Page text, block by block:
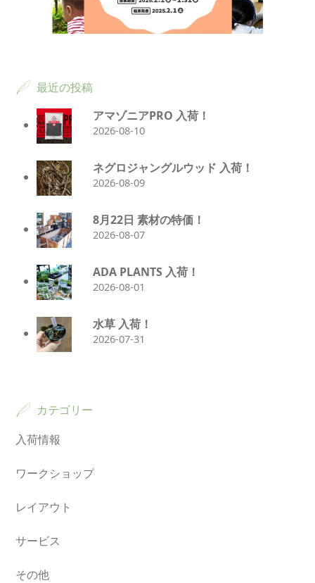
最近の投稿
アマゾニアPRO 入荷！
2026-08-10
ネグロジャングルウッド 入荷！
2026-08-09
8月22日 素材の特価！
2026-08-07
ADA PLANTS 入荷！
2026-08-01
水草 入荷！
2026-07-31
カテゴリー
入荷情報
ワークショップ
レイアウト
サービス
その他